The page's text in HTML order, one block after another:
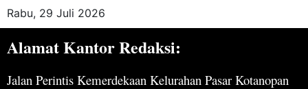
Rabu, 29 Juli 2026
Alamat Kantor Redaksi:
Jalan Perintis Kemerdekaan Kelurahan Pasar Kotanopan